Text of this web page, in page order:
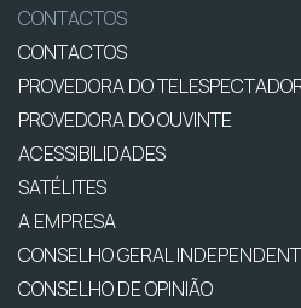
CONTACTOS
CONTACTOS
PROVEDORA DO
PROVEDORA DO OUVINTE
ACESSIBILIDADES
SATÉLITES
A EMPRESA
CONSELHO GERAL
CONSELHO DE OPINIÃO